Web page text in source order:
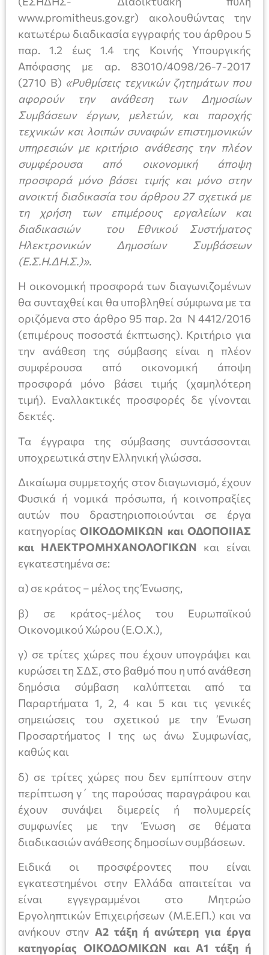
www.promitheus.gov.gr) ακολουθώντας την
κατωτέρω διαδικασία εγγραφής του άρθρου 5
παρ. 1.2 έως 1.4 της Κοινής Υπουργικής
Απόφασης με αρ. 83010/4098/26-7-2017
(2710 Β) «Ρυθμίσεις τεχνικών ζητημάτων που
αφορούν την ανάθεση των Δημοσίων
Συμβάσεων έργων, μελετών, και παροχής
τεχνικών και λοιπών συναφών επιστημονικών
υπηρεσιών με κριτήριο ανάθεσης την πλέον
συμφέρουσα από οικονομική άποψη
προσφορά μόνο βάσει τιμής και μόνο στην
ανοικτή διαδικασία του άρθρου 27 σχετικά με
τη χρήση των επιμέρους εργαλείων και
διαδικασιών του Εθνικού Συστήματος
Ηλεκτρονικών Δημοσίων Συμβάσεων
(Ε.Σ.Η.ΔΗ.Σ.)».
Η οικονομική προσφορά των διαγωνιζομένων
θα συνταχθεί και θα υποβληθεί σύμφωνα με τα
οριζόμενα στο άρθρο 95 παρ. 2α Ν 4412/2016
(επιμέρους ποσοστά έκπτωσης). Κριτήριο για
την ανάθεση της σύμβασης είναι η πλέον
συμφέρουσα από οικονομική άποψη
προσφορά μόνο βάσει τιμής (χαμηλότερη
τιμή). Εναλλακτικές προσφορές δε γίνονται
δεκτές.
Τα έγγραφα της σύμβασης συντάσσονται
υποχρεωτικά στην Ελληνική γλώσσα.
Δικαίωμα συμμετοχής στον διαγωνισμό, έχουν
Φυσικά ή νομικά πρόσωπα, ή κοινοπραξίες
αυτών που δραστηριοποιούνται σε έργα
κατηγορίαςΟΙΚΟΔΟΜΙΚΩΝ και ΟΔΟΠΟΙΙΑΣ
και ΗΛΕΚΤΡΟΜΗΧΑΝΟΛΟΓΙΚΩΝ και είναι
εγκατεστημένα σε:
α) σε κράτος – μέλος της Ένωσης,
β) σε κράτος-μέλος του Ευρωπαϊκού
Οικονομικού Χώρου (Ε.Ο.Χ.),
γ) σε τρίτες χώρες που έχουν υπογράψει και
κυρώσει τη ΣΔΣ, στο βαθμό που η υπό ανάθεση
δημόσια σύμβαση καλύπτεται από τα
Παραρτήματα 1, 2, 4 και 5 και τις γενικές
σημειώσεις του σχετικού με την Ένωση
Προσαρτήματος I της ως άνω Συμφωνίας,
καθώς και
δ) σε τρίτες χώρες που δεν εμπίπτουν στην
περίπτωση γ΄ της παρούσας παραγράφου και
έχουν συνάψει διμερείς ή πολυμερείς
συμφωνίες με την Ένωση σε θέματα
διαδικασιών ανάθεσης δημοσίων συμβάσεων.
Ειδικά οι προσφέροντες που είναι
εγκατεστημένοι στην Ελλάδα απαιτείται να
είναι εγγεγραμμένοι στο Μητρώο
Εργοληπτικών Επιχειρήσεων (Μ.Ε.ΕΠ.) και να
ανήκουν στην Α2 τάξη ή ανώτερη για έργα
κατηγορίας ΟΙΚΟΔΟΜΙΚΩΝ και Α1 τάξη ή